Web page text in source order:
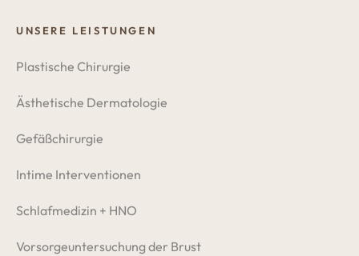
UNSERE LEISTUNGEN
Plastische Chirurgie
Ästhetische Dermatologie
Gefäßchirurgie
Intime Interventionen
Schlafmedizin + HNO
Vorsorgeuntersuchung der Brust